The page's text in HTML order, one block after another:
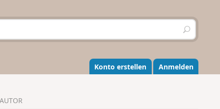
S
u
h
e
n
Konto erstellen Anmelden
AUTOR